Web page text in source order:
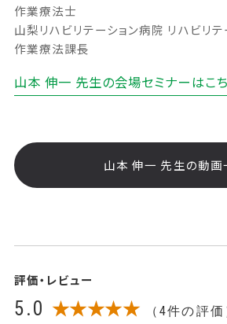
作業療法士
山梨リハビリテーション病院 リハビリ
作業療法課長
山本 伸一 先生の会場セミナーはこ
山本 伸一 先生の動画
評価・レビュー
5.0 ★★★★★ （4件の評価